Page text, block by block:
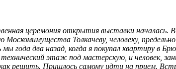
церемония открытия выставки началась.
Москомимущества Толкачеву, человеку,
мы года два назад, когда я покупал квартиру в
этаж под мастерскую, и человек,
решить. Пришлось самому идти на прием.